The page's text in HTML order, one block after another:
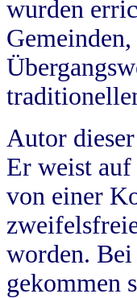
wurden
Autor
Er weist
von einer
worden.
gekommen